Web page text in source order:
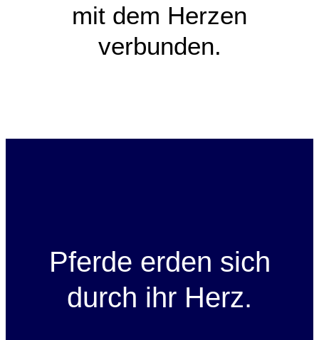
mit dem Herzen
verbunden.​
Pferde erden sich
durch ihr Herz.